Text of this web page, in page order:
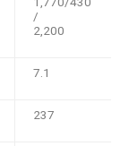
/
2,200
7.1
237